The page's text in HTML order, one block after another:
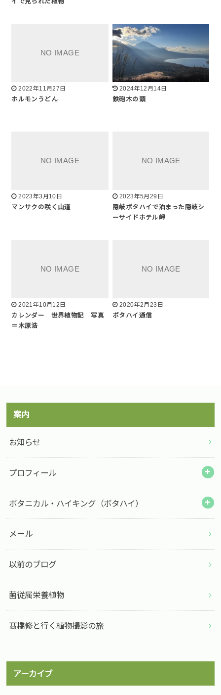
イで見られた植物
2022年11月27日
ホルモンうどん
2024年12月14日
鉄砲木の頭
2023年3月10日
マンサクの咲く山道
2023年5月29日
隠岐ボタハイで泊まった隠岐シ
ーサイドホテル岬
2021年10月12日
カレンダー 世界植物記 写真
＝木原浩
2020年2月23日
ボタハイ通信
案内
お知らせ
プロフィール
ボタニカル・ハイキング（ボタハイ）
メール
以前のブログ
菌従属栄養植物
髙橋修と行く植物撮影の旅
アーカイブ